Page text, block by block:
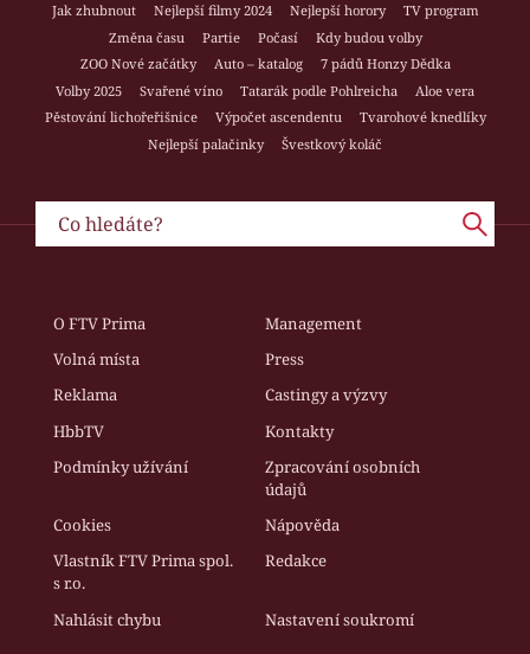
Jak zhubnout Nejlepší filmy 2024 Nejlepší horory
TV program
Změna času
Partie Počasí
Kdy budou volby
ZOO Nové začátky
Auto – katalog
7 pádů Honzy Dědka
Volby 2025
Svařené víno Tatarák podle Pohlreicha
Aloe vera
Pěstování lichořeřišnice
Výpočet ascendentu
Tvarohové knedlíky
Nejlepší palačinky
Švestkový koláč
O FTV Prima
Management
Volná místa
Press
Reklama
Castingy a výzvy
HbbTV
Kontakty
Podmínky užívání
Zpracování osobních
údajů
Cookies
Nápověda
Vlastník FTV Prima spol.
s r.o.
Redakce
Nahlásit chybu Nastavení soukromí